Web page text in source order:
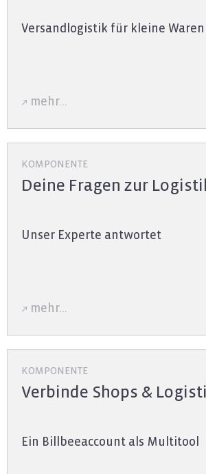
Ver­sand­lo­gis­tik für klei­ne
mehr...
KOMPONENTE
Deine Fragen zur
Unser Ex­per­te ant­wor­tet
mehr...
KOMPONENTE
Verbinde Shops &
Ein Bill­bee­ac­count als Mul­ti­tool